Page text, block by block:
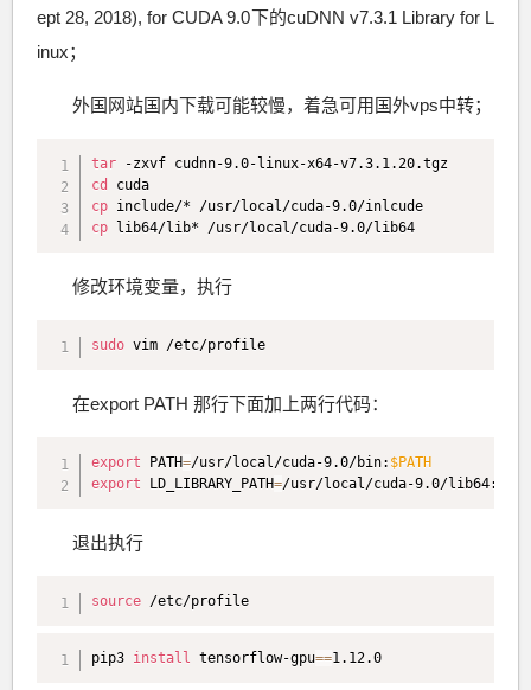
ept 28, 2018), for CUDA 9.0下的cuDNN v7.3.1 Library for L
inux；
外国网站国内下载可能较慢，着急可用国外vps中转；
tar
cd
cuda
cp
include/* /usr/local/cuda-9.0/inlcude
cp lib64/lib* /usr/local/cuda-9.0/lib64
修改环境变量，执行
sudo vim /etc/profile
在export PATH 那行下面加上两行代码：
export PATH=/usr/local/cuda-9.0/bin: $PATH
export LD_LIBRARY_PATH=/usr/local/cuda-9.0/lib64:
退出执行
source /etc/profile
pip3 install tensorflow-gpu==1.12.0